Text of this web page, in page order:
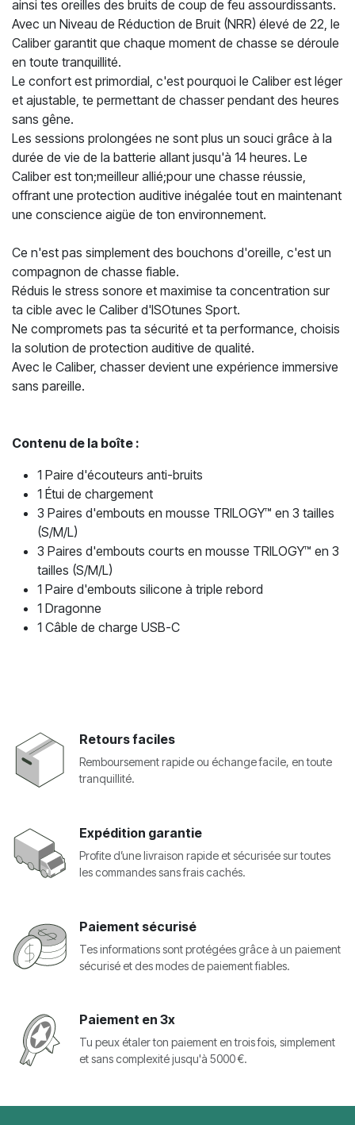
ainsi tes oreilles des bruits de coup de feu assourdissants.
Avec un Niveau de Réduction de Bruit (NRR) élevé de 22, le
Caliber garantit que chaque moment de chasse se déroule
en toute tranquillité.
Le confort est primordial, c'est pourquoi le Caliber est léger
et ajustable, te permettant de chasser pendant des heures
sans gêne.
Les sessions prolongées ne sont plus un souci grâce à la
durée de vie de la batterie allant jusqu'à 14 heures. Le
Caliber est ton;meilleur allié;pour une chasse réussie,
offrant une protection auditive inégalée tout en maintenant
une conscience aigüe de ton environnement.
Ce n'est pas simplement des bouchons d'oreille, c'est un
compagnon de chasse fiable.
Réduis le stress sonore et maximise ta concentration sur
ta cible avec le Caliber d'ISOtunes Sport.
Ne compromets pas ta sécurité et ta performance, choisis
la solution de protection auditive de qualité.
Avec le Caliber, chasser devient une expérience immersive
sans pareille.
Contenu de la boîte :
1 Paire d'écouteurs anti-bruits
1 Étui de chargement
3 Paires d'embouts en mousse TRILOGY™ en 3 tailles
(S/M/L)
3 Paires d'embouts courts en mousse TRILOGY™ en 3
tailles (S/M/L)
1 Paire d'embouts silicone à triple rebord
1 Dragonne
1 Câble de charge USB-C
Retours faciles
Remboursement rapide ou échange facile, en toute
tranquillité.
Expédition garantie
Profite d’une livraison rapide et sécurisée sur toutes
les commandes sans frais cachés.
Paiement sécurisé
Tes informations sont protégées grâce à un paiement
sécurisé et des modes de paiement fiables.
Paiement en 3x
Tu peux étaler ton paiement en trois fois, simplement
et sans complexité jusqu'à 5000 €.